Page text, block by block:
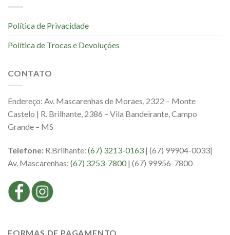
Política de Privacidade
Política de Trocas e Devoluções
CONTATO
Endereço: Av. Mascarenhas de Moraes, 2322 – Monte
Castelo | R. Brilhante, 2386 – Vila Bandeirante, Campo
Grande – MS
Telefone: R.Brilhante: (67) 3213-0163 | (67) 99904-0033|
Av. Mascarenhas: (67) 3253-7800 | (67) 99956-7800
FORMAS DE PAGAMENTO